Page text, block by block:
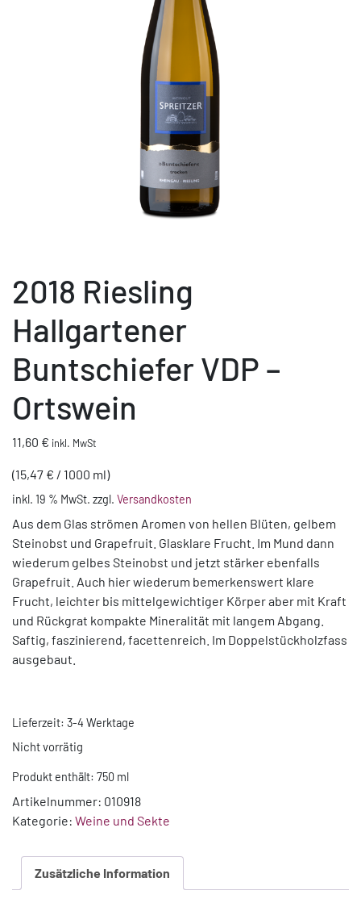
2018 Riesling
Hallgartener
Buntschiefer VDP –
Ortswein
11,60 € inkl. MwSt
(15,47 € / 1000 ml)
inkl. 19 % MwSt. zzgl. Versandkosten
Aus dem Glas strömen Aromen von hellen Blüten, gelbem
Steinobst und Grapefruit. Glasklare Frucht. Im Mund dann
wiederum gelbes Steinobst und jetzt stärker ebenfalls
Grapefruit. Auch hier wiederum bemerkenswert klare
Frucht, leichter bis mittelgewichtiger Körper aber mit Kraft
und Rückgrat kompakte Mineralität mit langem Abgang.
Saftig, faszinierend, facettenreich. Im Doppelstückholzfass
ausgebaut.
Lieferzeit: 3-4 Werktage
Nicht vorrätig
Produkt enthält: 750 ml
Artikelnummer: 010918
Kategorie: Weine und Sekte
Zusätzliche Information